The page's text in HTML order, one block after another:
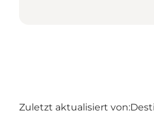
Zuletzt aktualisiert von: